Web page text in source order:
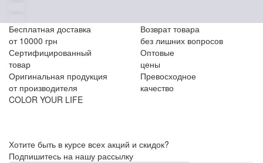
Бесплатная доставка
от 10000 грн
Возврат товара
без лишних вопросов
Сертифицированный
товар
Оптовые
цены
Оригинальная продукция
от производителя
Превосходное
качество
COLOR YOUR LIFE
Хотите быть в курсе всех акций и скидок?
Подпишитесь на нашу рассылку